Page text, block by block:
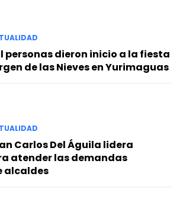
━ Planes
personas dieron inicio a la fiesta
de las Nieves en Yurimaguas
Carlos Del Águila lidera
atender las demandas
alcaldes